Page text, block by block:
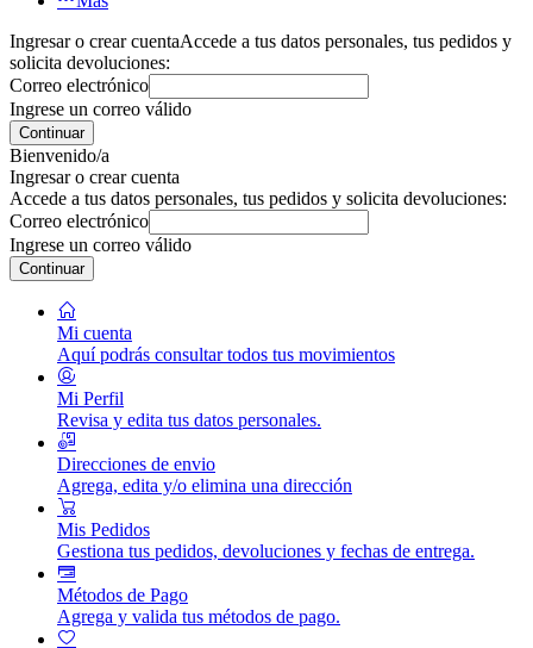
Ingresar o crear cuentaAccede a tus datos personales, tus pedidos y
solicita devoluciones:
Correo electrónico
Ingrese un correo válido
Continuar
Bienvenido/a
Ingresar o crear cuenta
Accede a tus datos personales, tus pedidos y solicita devoluciones:
Correo electrónico
Ingrese un correo válido
Continuar
Mi cuenta
Aquí podrás consultar todos tus movimientos
Mi Perfil
Revisa y edita tus datos personales.
Direcciones de envio
Agrega, edita y/o elimina una dirección
Mis Pedidos
Gestiona tus pedidos, devoluciones y fechas de entrega.
Métodos de Pago
Agrega y valida tus métodos de pago.